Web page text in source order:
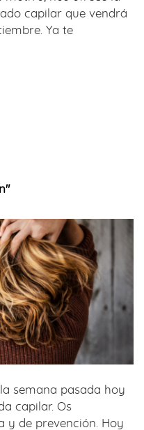
capilar que vendrá
Ya te
semana pasada hoy
capilar. Os
y de prevención. Hoy